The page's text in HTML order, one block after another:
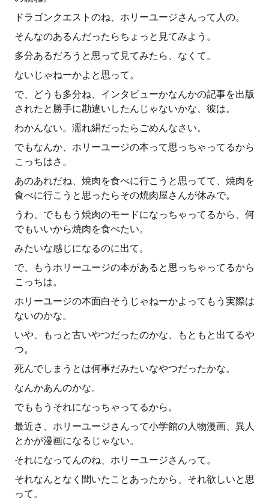
ドラゴンクエストのね、ホリーユージさんって人の。
そんなのあるんだったらちょっと見てみよう。
多分あるだろうと思って見てみたら、なくて。
ないじゃねーかよと思って。
で、どうも多分ね、インタビューかなんかの記事を出版
されたと勝手に勘違いしたんじゃないかな、彼は。
わかんない。濡れ絹だったらごめんなさい。
でもなんか、ホリーユージの本って思っちゃってるから
こっちはさ。
あのあれだね、焼肉を食べに行こうと思ってて、焼肉を
食べに行こうと思ったらその焼肉屋さんが休みで。
うわ、でももう焼肉のモードになっちゃってるから、何
でもいいから焼肉を食べたい。
みたいな感じになるのに出て。
で、もうホリーユージの本があると思っちゃってるから
こっちは。
ホリーユージの本面白そうじゃねーかよってもう実際は
ないのかな。
いや、もっと古いやつだったのかな、もともと出てるや
つ。
死んでしまうとは何事だみたいなやつだったかな。
なんかあんのかな。
でももうそれになっちゃってるから。
最近さ、ホリーユージさんって小学館の人物漫画、異人
とかが漫画になるじゃない。
それになってんのね、ホリーユージさんって。
それなんとなく聞いたことあったから、それ欲しいと思
って。